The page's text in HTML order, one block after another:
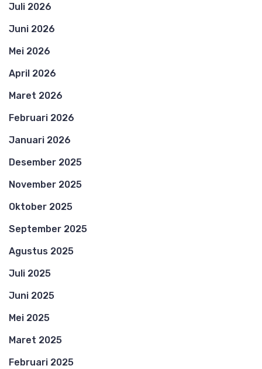
Juli 2026
Juni 2026
Mei 2026
April 2026
Maret 2026
Februari 2026
Januari 2026
Desember 2025
November 2025
Oktober 2025
September 2025
Agustus 2025
Juli 2025
Juni 2025
Mei 2025
Maret 2025
Februari 2025